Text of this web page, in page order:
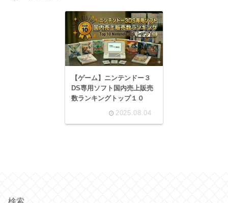
【ゲーム】ニンテンドー３
DS専用ソフト国内売上販売
数ランキングトップ１０
2025.08.04